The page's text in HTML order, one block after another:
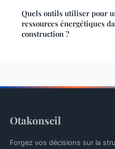
Quels outils utiliser pour
ressources énergétiques
construction ?
Otakonseil
Forgez vos décisions sur la